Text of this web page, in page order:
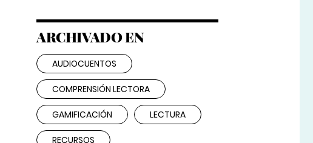
ARCHIVADO EN
AUDIOCUENTOS
COMPRENSIÓN LECTORA
GAMIFICACIÓN LECTURA
RECURSOS